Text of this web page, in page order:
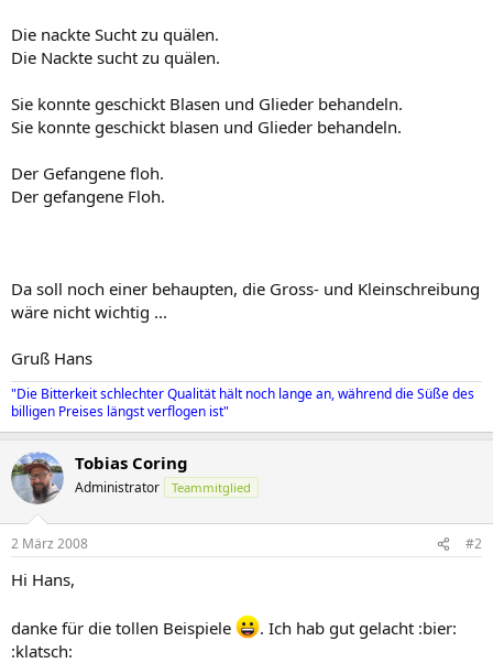
Die nackte Sucht zu quälen.
Die Nackte sucht zu quälen.
Sie konnte geschickt Blasen und Glieder behandeln.
Sie konnte geschickt blasen und Glieder behandeln.
Der Gefangene floh.
Der gefangene Floh.
Da soll noch einer behaupten, die Gross- und Kleinschreibung
wäre nicht wichtig ...
Gruß Hans
"Die Bitterkeit schlechter Qualität hält noch lange an, während die Süße des
billigen Preises längst verflogen ist"
Tobias Coring
Administrator Teammitglied
2 März 2008 #2
Hi Hans,
danke für die tollen Beispiele
. Ich hab gut gelacht :bier:
:klatsch: